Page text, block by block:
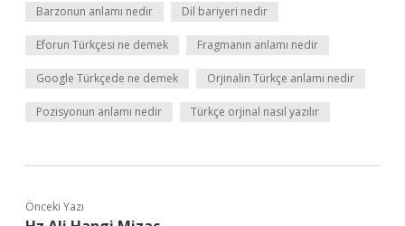
Barzonun anlamı nedir Dil bariyeri nedir
Eforun Türkçesi ne demek Fragmanın anlamı nedir
Google Türkçede ne demek Orjinalin Türkçe anlamı nedir
Pozisyonun anlamı nedir Türkçe orjinal nasıl yazılır
Önceki Yazı